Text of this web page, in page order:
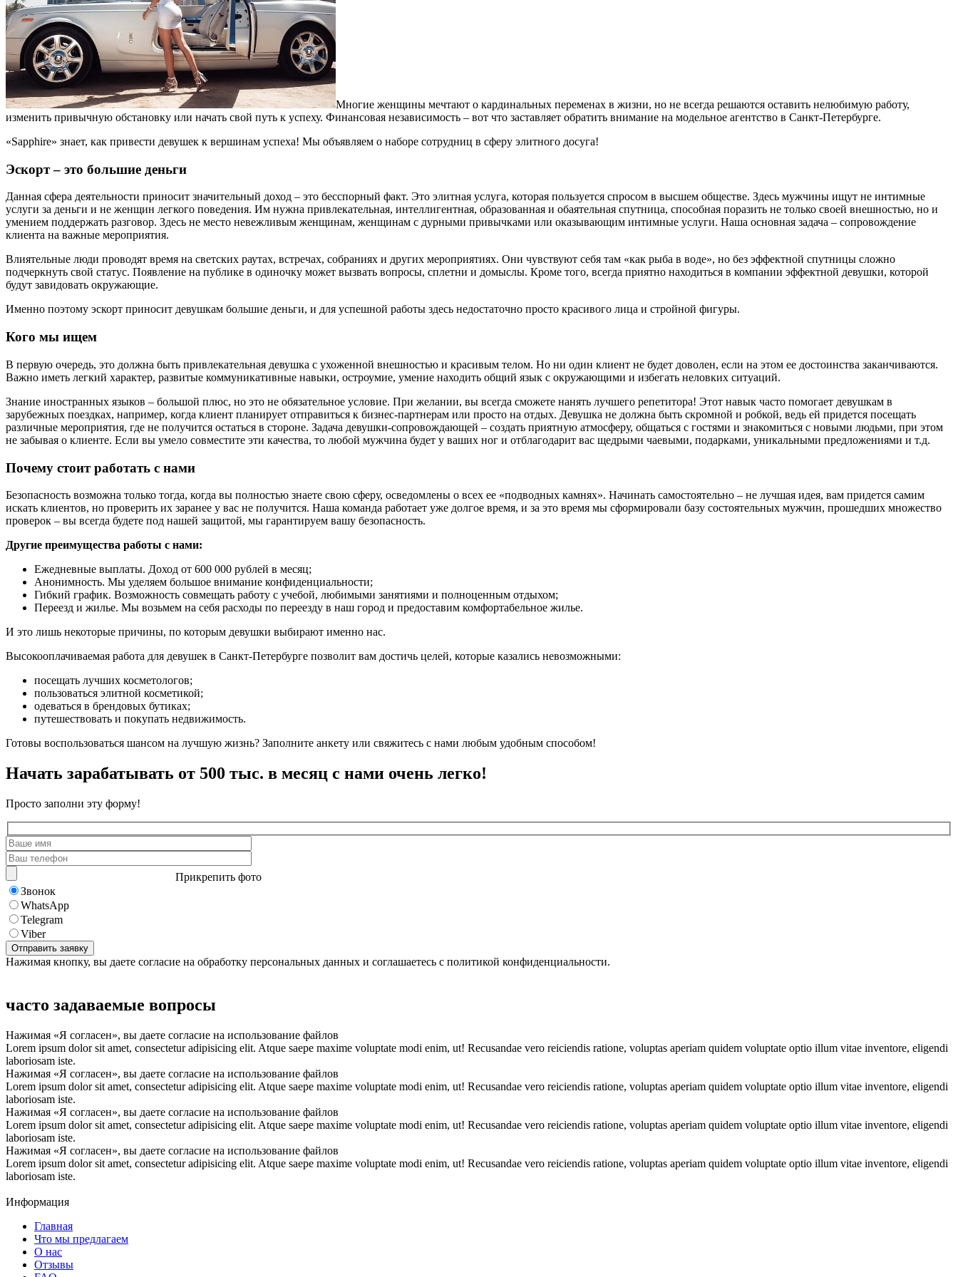
Многие женщины мечтают о кардинальных переменах в жизни, но не всегда решаются оставить нелюбимую работу,
изменить привычную обстановку или начать свой путь к успеху. Финансовая независимость – вот что заставляет обратить внимание на модельное агентство в Санкт-Петербурге.
«Sapphire» знает, как привести девушек к вершинам успеха! Мы объявляем о наборе сотрудниц в сферу элитного досуга!
Эскорт – это большие деньги
Данная сфера деятельности приносит значительный доход – это бесспорный факт. Это элитная услуга, которая пользуется спросом в высшем обществе. Здесь мужчины ищут не интимные
услуги за деньги и не женщин легкого поведения. Им нужна привлекательная, интеллигентная, образованная и обаятельная спутница, способная поразить не только своей внешностью, но и
умением поддержать разговор. Здесь не место невежливым женщинам, женщинам с дурными привычками или оказывающим интимные услуги. Наша основная задача – сопровождение
клиента на важные мероприятия.
Влиятельные люди проводят время на светских раутах, встречах, собраниях и других мероприятиях. Они чувствуют себя там «как рыба в воде», но без эффектной спутницы сложно
подчеркнуть свой статус. Появление на публике в одиночку может вызвать вопросы, сплетни и домыслы. Кроме того, всегда приятно находиться в компании эффектной девушки, которой
будут завидовать окружающие.
Именно поэтому эскорт приносит девушкам большие деньги, и для успешной работы здесь недостаточно просто красивого лица и стройной фигуры.
Кого мы ищем
В первую очередь, это должна быть привлекательная девушка с ухоженной внешностью и красивым телом. Но ни один клиент не будет доволен, если на этом ее достоинства заканчиваются.
Важно иметь легкий характер, развитые коммуникативные навыки, остроумие, умение находить общий язык с окружающими и избегать неловких ситуаций.
Знание иностранных языков – большой плюс, но это не обязательное условие. При желании, вы всегда сможете нанять лучшего репетитора! Этот навык часто помогает девушкам в
зарубежных поездках, например, когда клиент планирует отправиться к бизнес-партнерам или просто на отдых. Девушка не должна быть скромной и робкой, ведь ей придется посещать
различные мероприятия, где не получится остаться в стороне. Задача девушки-сопровождающей – создать приятную атмосферу, общаться с гостями и знакомиться с новыми людьми, при этом
не забывая о клиенте. Если вы умело совместите эти качества, то любой мужчина будет у ваших ног и отблагодарит вас щедрыми чаевыми, подарками, уникальными предложениями и т.д.
Почему стоит работать с нами
Безопасность возможна только тогда, когда вы полностью знаете свою сферу, осведомлены о всех ее «подводных камнях». Начинать самостоятельно – не лучшая идея, вам придется самим
искать клиентов, но проверить их заранее у вас не получится. Наша команда работает уже долгое время, и за это время мы сформировали базу состоятельных мужчин, прошедших множество
проверок – вы всегда будете под нашей защитой, мы гарантируем вашу безопасность.
Другие преимущества работы с нами:
Ежедневные выплаты. Доход от 600 000 рублей в месяц;
Анонимность. Мы уделяем большое внимание конфиденциальности;
Гибкий график. Возможность совмещать работу с учебой, любимыми занятиями и полноценным отдыхом;
Переезд и жилье. Мы возьмем на себя расходы по переезду в наш город и предоставим комфортабельное жилье.
И это лишь некоторые причины, по которым девушки выбирают именно нас.
Высокооплачиваемая работа для девушек в Санкт-Петербурге позволит вам достичь целей, которые казались невозможными:
посещать лучших косметологов;
пользоваться элитной косметикой;
одеваться в брендовых бутиках;
путешествовать и покупать недвижимость.
Готовы воспользоваться шансом на лучшую жизнь? Заполните анкету или свяжитесь с нами любым удобным способом!
Начать зарабатывать от 500 тыс. в месяц с нами очень легко!
Просто заполни эту форму!
Прикрепить фото
Звонок
WhatsApp
Telegram
Viber
Нажимая кнопку, вы даете согласие на обработку персональных данных и соглашаетесь с политикой конфиденциальности.
часто задаваемые вопросы
Нажимая «Я согласен», вы даете согласие на использование файлов
Lorem ipsum dolor sit amet, consectetur adipisicing elit. Atque saepe maxime voluptate modi enim, ut! Recusandae vero reiciendis ratione, voluptas aperiam quidem voluptate optio illum vitae inventore, eligendi
laboriosam iste.
Нажимая «Я согласен», вы даете согласие на использование файлов
Lorem ipsum dolor sit amet, consectetur adipisicing elit. Atque saepe maxime voluptate modi enim, ut! Recusandae vero reiciendis ratione, voluptas aperiam quidem voluptate optio illum vitae inventore, eligendi
laboriosam iste.
Нажимая «Я согласен», вы даете согласие на использование файлов
Lorem ipsum dolor sit amet, consectetur adipisicing elit. Atque saepe maxime voluptate modi enim, ut! Recusandae vero reiciendis ratione, voluptas aperiam quidem voluptate optio illum vitae inventore, eligendi
laboriosam iste.
Нажимая «Я согласен», вы даете согласие на использование файлов
Lorem ipsum dolor sit amet, consectetur adipisicing elit. Atque saepe maxime voluptate modi enim, ut! Recusandae vero reiciendis ratione, voluptas aperiam quidem voluptate optio illum vitae inventore, eligendi
laboriosam iste.
Информация
Главная
Что мы предлагаем
О нас
Отзывы